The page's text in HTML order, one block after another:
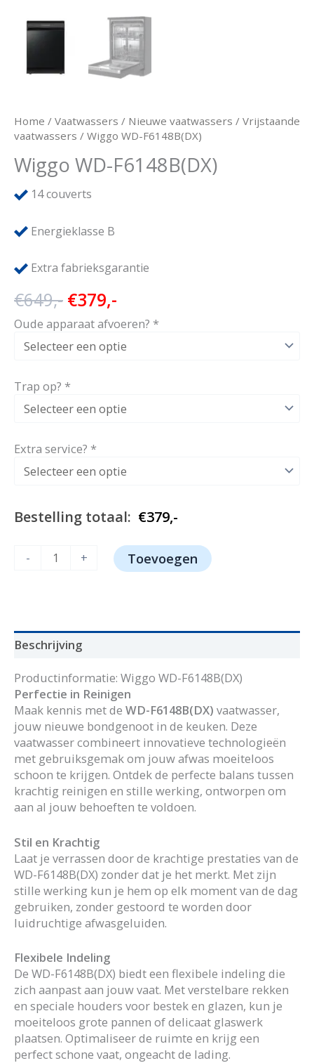
Home / Vaatwassers / Nieuwe vaatwassers / Vrijstaande
vaatwassers / Wiggo WD-F6148B(DX)
Wiggo WD-F6148B(DX)
14couverts
Energieklasse B
Extra fabrieksgarantie
€649,- Oorspronkelijke
prijs
was:
€379,-
prijs
is:
Oude apparaat afvoeren? *
Trap op? *
Extra service? *
Bestelling totaal: €379,-
- + Toevoegen
Beschrijving
Productinformatie: Wiggo WD-F6148B(DX)
Perfectie in Reinigen
Maak kennis met de WD-F6148B(DX) vaatwasser,
jouw nieuwe bondgenoot in de keuken. Deze
vaatwasser combineert innovatieve technologieën
met gebruiksgemak om jouw afwas moeiteloos
schoon te krijgen. Ontdek de perfecte balans tussen
krachtig reinigen en stille werking, ontworpen om
aan al jouw behoeften te voldoen.
Stil en Krachtig
Laat je verrassen door de krachtige prestaties van de
WD-F6148B(DX) zonder dat je het merkt. Met zijn
stille werking kun je hem op elk moment van de dag
gebruiken, zonder gestoord te worden door
luidruchtige afwasgeluiden.
Flexibele Indeling
De WD-F6148B(DX) biedt een flexibele indeling die
zich aanpast aan jouw vaat. Met verstelbare rekken
en speciale houders voor bestek en glazen, kun je
moeiteloos grote pannen of delicaat glaswerk
plaatsen. Optimaliseer de ruimte en krijg een
perfect schone vaat, ongeacht de lading.